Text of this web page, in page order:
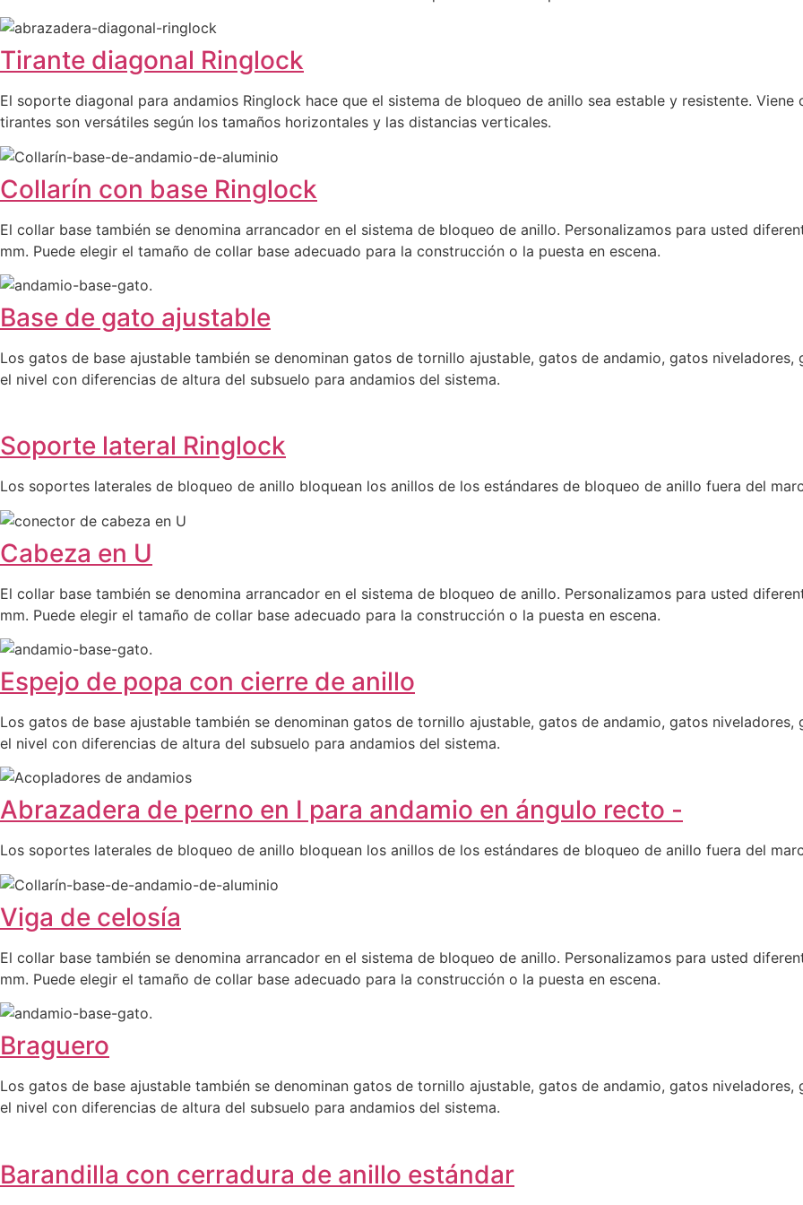
Tirante diagonal Ringlock
El soporte diagonal para andamios Ringlock hace que el sistema de bloqueo de anillo sea estable y resistente.
tirantes son versátiles según los tamaños horizontales y las distancias verticales.
Collarín con base Ringlock
El collar base también se denomina arrancador en el sistema de bloqueo de anillo. Personalizamos para usted
mm. Puede elegir el tamaño de collar base adecuado para la construcción o la puesta en escena.
Base de gato ajustable
Los gatos de base ajustable también se denominan gatos de tornillo ajustable, gatos de andamio, gatos
el nivel con diferencias de altura del subsuelo para andamios del sistema.
Soporte lateral Ringlock
Los soportes laterales de bloqueo de anillo bloquean los anillos de los estándares de bloqueo de anillo fuera del
Cabeza en U
El collar base también se denomina arrancador en el sistema de bloqueo de anillo. Personalizamos para usted
mm. Puede elegir el tamaño de collar base adecuado para la construcción o la puesta en escena.
Espejo de popa con cierre de anillo
Los gatos de base ajustable también se denominan gatos de tornillo ajustable, gatos de andamio, gatos
el nivel con diferencias de altura del subsuelo para andamios del sistema.
Abrazadera de perno en I para andamio en ángulo recto -
Los soportes laterales de bloqueo de anillo bloquean los anillos de los estándares de bloqueo de anillo fuera del
Viga de celosía
El collar base también se denomina arrancador en el sistema de bloqueo de anillo. Personalizamos para usted
mm. Puede elegir el tamaño de collar base adecuado para la construcción o la puesta en escena.
Braguero
Los gatos de base ajustable también se denominan gatos de tornillo ajustable, gatos de andamio, gatos
el nivel con diferencias de altura del subsuelo para andamios del sistema.
Barandilla con cerradura de anillo estándar